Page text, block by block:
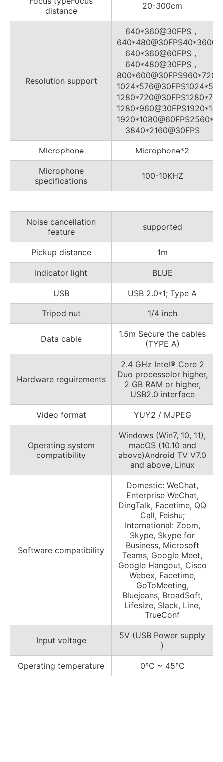
distance
20-300cm
Resolution support
640*360@30FPS，
640*360@60FPS，
640*480@30FPS，
3840*2160@30FPS
Microphone Microphone*2
Microphone
specifications
100-10KHZ
Noise cancellation
feature
supported
Pickup distance 1m
Indicator light BLUE
USB USB 2.0*1; Type A
Tripod nut 1/4 inch
Data cable
1.5m Secure the cables
(TYPE A)
Hardware reguirements
2.4 GHz Intel® Core 2
Duo processolor higher,
2 GB RAM or higher,
USB2.0 interface
Video format YUY2 / MJPEG
Operating system
compatibility
Windows (Win7, 10, 11),
macOS (10.10 and
above)Android TV V7.0
and above, Linux
Software compatibility
Domestic: WeChat,
Enterprise WeChat,
DingTalk, Facetime, QQ
Call, Feishu;
International: Zoom,
Skype, Skype for
Business, Microsoft
Teams, Google Meet,
Google Hangout, Cisco
Webex, Facetime,
GoToMeeting,
Bluejeans, BroadSoft,
Lifesize, Slack, Line,
TrueConf
Input voltage
5V (USB Power supply
)
Operating temperature 0°C ~ 45°C